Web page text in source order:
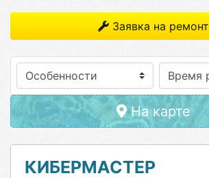
Заявка на ремонт
Особенности
На карте
КИБЕРМАСТЕР